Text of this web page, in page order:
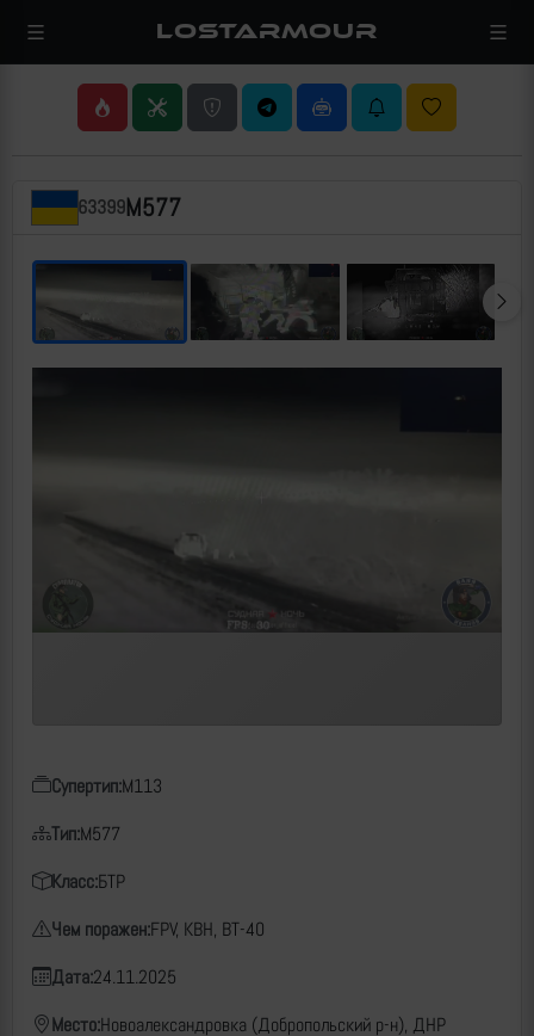
LOSTARMOUR
63399M577
Супертип:M113
Тип:M577
Класс:БТР
Чем поражен:FPV, КВН, ВТ-40
Дата:24.11.2025
Место:Новоалександровка (Добропольский р-н), ДНР